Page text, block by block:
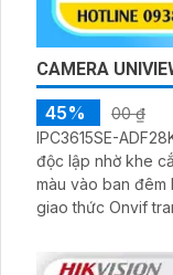
CAMERA
45%
00 ₫
IPC3615SE-
độc lập nhờ khe
màu vào ban đêm
giao thức Onvif
độ phân giải 5.0